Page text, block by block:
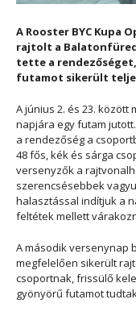
A Rooster BYC Kupa
rajtolt a
tette a
futamot sikerült
A június 2. és 23.
napjára egy futam
a rendezőség a
48 fős, kék és sárga
versenyzők a
szerencsésebbek
halasztással indítjuk a
feltétek mellett
A második versenynap
megfelelően sikerült
csoportnak, frissülő
gyönyörű futamot